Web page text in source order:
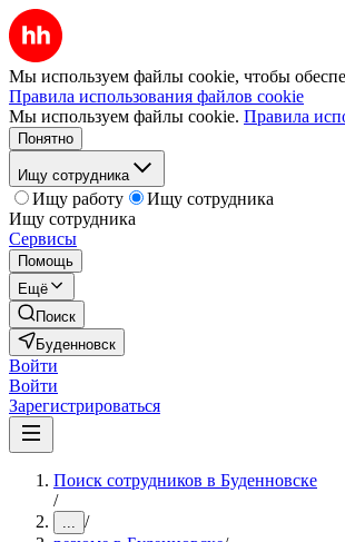
Мы используем файлы cookie, чтобы
Правила использования файлов cookie
Мы используем файлы cookie. Правила
Понятно
Ищу сотрудника
Ищу работу
Ищу сотрудника
Ищу сотрудника
Сервисы
Помощь
Ещё
Поиск
Буденновск
Войти
Войти
Зарегистрироваться
Поиск сотрудников в Буденновске
/
... /